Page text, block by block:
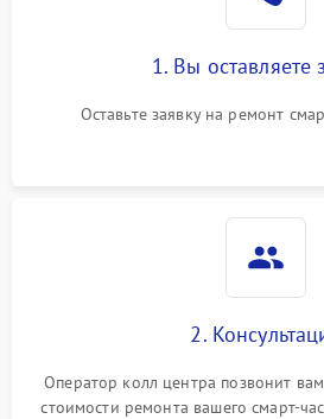
1. Вы оставляете
Оставьте заявку на ремонт
2.
Оператор колл центра позвонит
стоимости ремонта вашего смарт-